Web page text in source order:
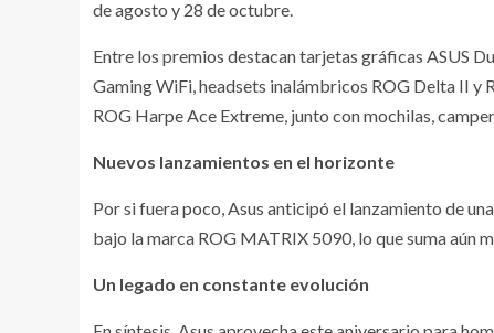
de agosto y 28 de octubre.
Entre los premios destacan tarjetas gráficas ASUS
Gaming WiFi, headsets inalámbricos ROG Delta II
ROG Harpe Ace Extreme, junto con mochilas,
Nuevos lanzamientos en el horizonte
Por si fuera poco, Asus anticipó el lanzamiento de
bajo la marca ROG MATRIX 5090, lo que suma aún
Un legado en constante evolución